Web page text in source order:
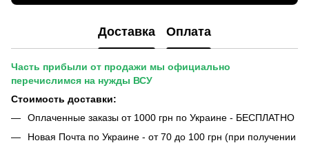
Доставка Оплата
Часть прибыли от продажи мы официально
перечислимся на нужды ВСУ
Стоимость доставки:
Оплаченные заказы от 1000 грн по Украине - БЕСПЛАТНО
Новая Почта по Украине - от 70 до 100 грн (при получении